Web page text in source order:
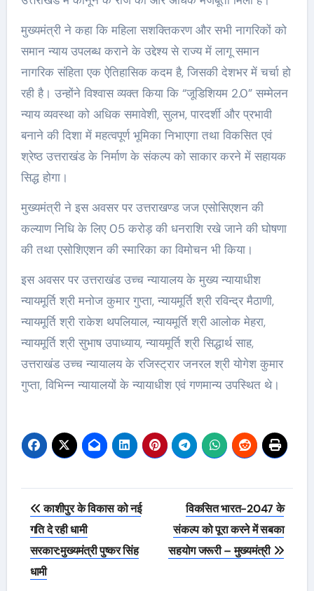
मुख्यमंत्री ने कहा कि महिला सशक्तिकरण और सभी नागरिकों को
समान न्याय उपलब्ध कराने के उद्देश्य से राज्य में लागू समान
नागरिक संहिता एक ऐतिहासिक कदम है, जिसकी देशभर में चर्चा हो
रही है। उन्होंने विश्वास व्यक्त किया कि “जूडिशियम 2.0” सम्मेलन
न्याय व्यवस्था को अधिक समावेशी, सुलभ, पारदर्शी और प्रभावी
बनाने की दिशा में महत्वपूर्ण भूमिका निभाएगा तथा विकसित एवं
श्रेष्ठ उत्तराखंड के निर्माण के संकल्प को साकार करने में सहायक
सिद्ध होगा।
मुख्यमंत्री ने इस अवसर पर उत्तराखण्ड जज एसोसिएशन की
कल्याण निधि के लिए 05 करोड़ की धनराशि रखे जाने की घोषणा
की तथा एसोशिएशन की स्मारिका का विमोचन भी किया।
इस अवसर पर उत्तराखंड उच्च न्यायालय के मुख्य न्यायाधीश
न्यायमूर्ति श्री मनोज कुमार गुप्ता, न्यायमूर्ति श्री रविन्द्र मैठाणी,
न्यायमूर्ति श्री राकेश थपलियाल, न्यायमूर्ति श्री आलोक मेहरा,
न्यायमूर्ति श्री सुभाष उपाध्याय, न्यायमूर्ति श्री सिद्धार्थ साह,
उत्तराखंड उच्च न्यायालय के रजिस्ट्रार जनरल श्री योगेश कुमार
गुप्ता, विभिन्न न्यायालयों के न्यायाधीश एवं गणमान्य उपस्थित थे।
Post
navigation
काशीपुर के विकास को नई
गति दे रही धामी
सरकार:मुख्यमंत्री पुष्कर सिंह
धामी
विकसित भारत-2047 के
संकल्प को पूरा करने में सबका
सहयोग जरूरी – मुख्यमंत्री